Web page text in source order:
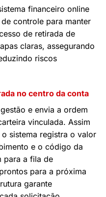
financeiro online
controle para manter
de retirada de
claras, assegurando
riscos
no centro da conta
e envia a ordem
vinculada. Assim
sistema registra o valor
e o código da
para a fila de
para a próxima
garante